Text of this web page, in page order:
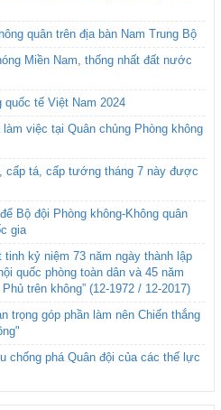
quân trên địa bàn Nam Trung Bộ
Miền Nam, thống nhất đất nước
quốc tế Việt Nam 2024
việc tại Quân chủng Phòng không
cấp tá, cấp tướng tháng 7 này được
Bộ đội Phòng không-Không quân
gia
kỷ niệm 73 năm ngày thành lập
quốc phòng toàn dân và 45 năm
trên không” (12-1972 / 12-2017)
trọng góp phần làm nên Chiến thắng
chống phá Quân đội của các thế lực